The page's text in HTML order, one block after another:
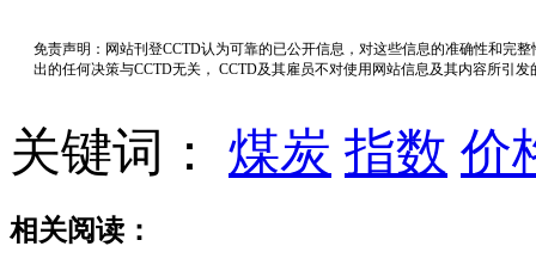
免责声明：网站刊登CCTD认为可靠的已公开信息，对这些信息的准确性和完
出的任何决策与CCTD无关， CCTD及其雇员不对使用网站信息及其内容所引
关键词： 煤炭 指数 价
相关阅读：